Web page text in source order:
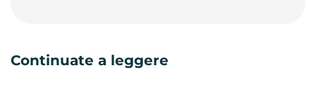
Continuate a leggere